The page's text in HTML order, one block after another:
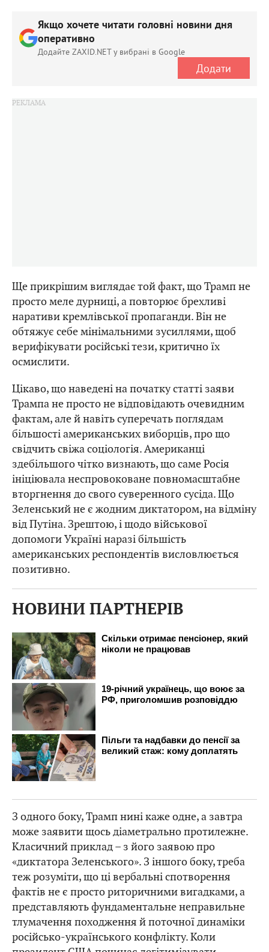
Якщо хочете читати головні новини дня
оперативно
Додайте ZAXID.NET у вибрані в Google
Додати
Ще прикрішим виглядає той факт, що Трамп не
просто меле дурниці, а повторює брехливі
наративи кремлівської пропаганди. Він не
обтяжує себе мінімальними зусиллями, щоб
верифікувати російські тези, критично їх
осмислити.
Цікаво, що наведені на початку статті заяви
Трампа не просто не відповідають очевидним
фактам, але й навіть суперечать поглядам
більшості американських виборців, про що
свідчить свіжа соціологія. Американці
здебільшого чітко визнають, що саме Росія
ініціювала неспровоковане повномасштабне
вторгнення до свого суверенного сусіда. Що
Зеленський не є жодним диктатором, на відміну
від Путіна. Зрештою, і щодо військової
допомоги Україні наразі більшість
американських респондентів висловлюється
позитивно.
НОВИНИ ПАРТНЕРІВ
З одного боку, Трамп нині каже одне, а завтра
може заявити щось діаметрально протилежне.
Класичний приклад – з його заявою про
«диктатора Зеленського». З іншого боку, треба
теж розуміти, що ці вербальні спотворення
фактів не є просто риторичними вигадками, а
представляють фундаментальне неправильне
тлумачення походження й поточної динаміки
російсько-українського конфлікту. Коли